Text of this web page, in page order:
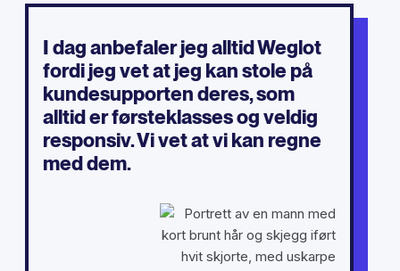
I dag anbefaler jeg alltid Weglot
fordi jeg vet at jeg kan stole på
kundesupporten deres, som
alltid er førsteklasses og veldig
responsiv. Vi vet at vi kan regne
med dem.